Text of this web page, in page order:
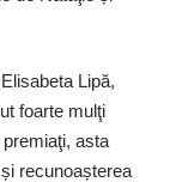
Lipă,
foarte mulţi
asta
recunoașterea